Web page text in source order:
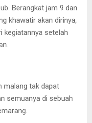
Berangkat jam 9 dan
khawatir akan dirinya,
kegiatannya setelah
malang tak dapat
semuanya di sebuah